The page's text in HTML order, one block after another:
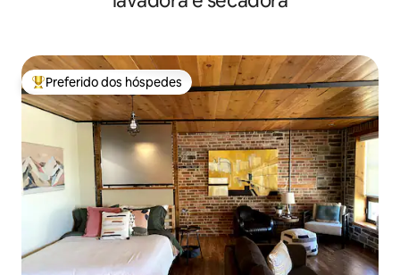
Entre os melhores preferidos dos hóspedes
Preferido dos hóspedes